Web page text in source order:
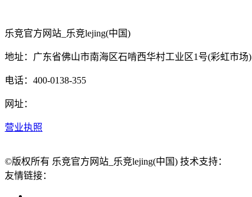
乐竞官方网站_乐竞lejing(中国)
地址：广东省佛山市南海区石啃西华村工业区1号(彩虹市场)
电话：400-0138-355
网址：
营业执照
©版权所有 乐竞官方网站_乐竞lejing(中国) 技术支持：
友情链接：